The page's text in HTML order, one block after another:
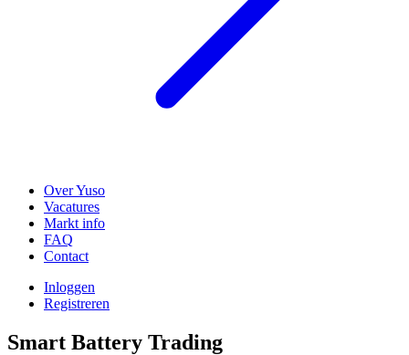
Over Yuso
Vacatures
Markt info
FAQ
Contact
Inloggen
Registreren
Smart Battery Trading